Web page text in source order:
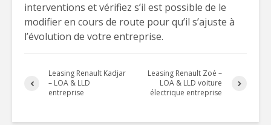
interventions et vérifiez s’il est possible de le
modifier en cours de route pour qu’il s’ajuste à
l’évolution de votre entreprise.
Leasing Renault Kadjar
– LOA & LLD
entreprise
Leasing Renault Zoé –
LOA & LLD voiture
électrique entreprise